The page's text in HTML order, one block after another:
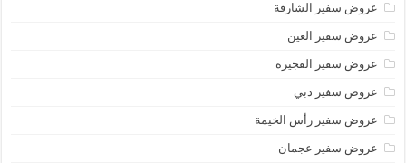
عروض سفير الشارقة
عروض سفير العين
عروض سفير الفجيرة
عروض سفير دبي
عروض سفير رأس الخيمة
عروض سفير عجمان